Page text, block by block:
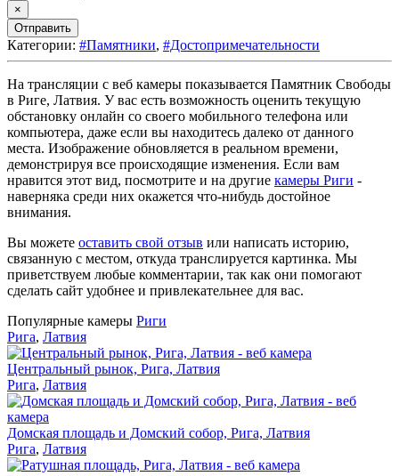
×
Отправить
Категории: #Памятники, #Достопримечательности
На трансляции с веб камеры показывается Памятник Свободы
в Риге, Латвия. У вас есть возможность оценить текущую
обстановку онлайн со своего мобильного телефона или
компьютера, даже если вы находитесь далеко от данного
места. Изображение обновляется в реальном времени,
демонстрируя все происходящие изменения. Если вам
нравится этот вид, посмотрите и на другие камеры Риги -
наверняка среди них окажется что-нибудь достойное
внимания.
Вы можете оставить свой отзыв или написать историю,
связанную с местом, откуда транслируется картинка. Мы
приветствуем любые комментарии, так как они помогают
сделать сайт удобнее и привлекательнее для вас.
Популярные камеры Риги
Рига, Латвия
Центральный рынок, Рига, Латвия
Рига, Латвия
Домская площадь и Домский собор, Рига, Латвия
Рига, Латвия